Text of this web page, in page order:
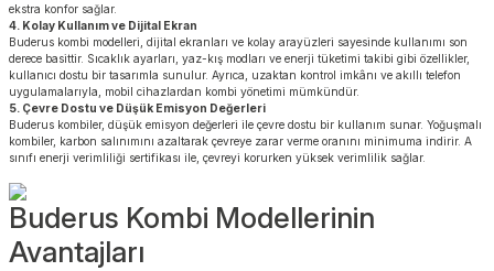
ekstra konfor sağlar.
4. Kolay Kullanım ve Dijital Ekran
Buderus kombi modelleri, dijital ekranları ve kolay arayüzleri sayesinde kullanımı son
derece basittir. Sıcaklık ayarları, yaz-kış modları ve enerji tüketimi takibi gibi özellikler,
kullanıcı dostu bir tasarımla sunulur. Ayrıca, uzaktan kontrol imkânı ve akıllı telefon
uygulamalarıyla, mobil cihazlardan kombi yönetimi mümkündür.
5. Çevre Dostu ve Düşük Emisyon Değerleri
Buderus kombiler, düşük emisyon değerleri ile çevre dostu bir kullanım sunar. Yoğuşmalı
kombiler, karbon salınımını azaltarak çevreye zarar verme oranını minimuma indirir. A
sınıfı enerji verimliliği sertifikası ile, çevreyi korurken yüksek verimlilik sağlar.
Buderus Kombi Modellerinin
Avantajları